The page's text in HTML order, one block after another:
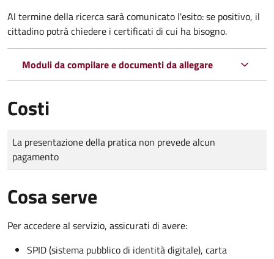
Al termine della ricerca sarà comunicato l'esito: se positivo, il
cittadino potrà chiedere i certificati di cui ha bisogno.
Moduli da compilare e documenti da allegare
Costi
Tipo di pagamento
Importo
La presentazione della pratica non prevede alcun
pagamento
Cosa serve
Per accedere al servizio, assicurati di avere:
SPID (sistema pubblico di identità digitale), carta